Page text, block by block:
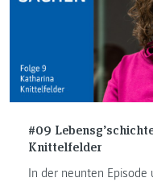
#09
Knittelfelder
In der neunten Episode